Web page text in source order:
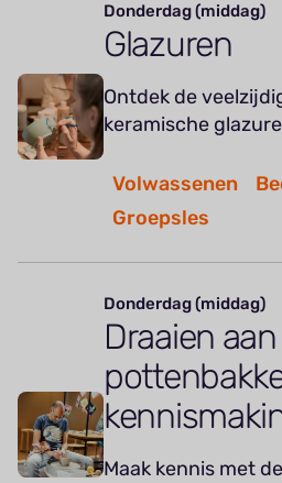
Donderdag (middag)
Glazuren
Ontdek de
keramische
Volwassenen
Groepsles
Donderdag (middag)
Draaien
Maak kennis met